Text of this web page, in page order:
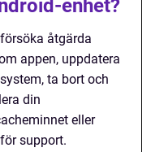
enhet?
åtgärda
appen, uppdatera
ta bort och
din
eller
support.